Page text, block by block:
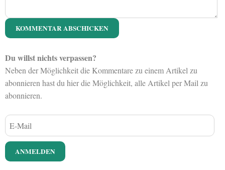
Du willst nichts verpassen?
Neben der Möglichkeit die Kommentare zu einem Artikel zu
abonnieren hast du hier die Möglichkeit, alle Artikel per Mail zu
abonnieren.